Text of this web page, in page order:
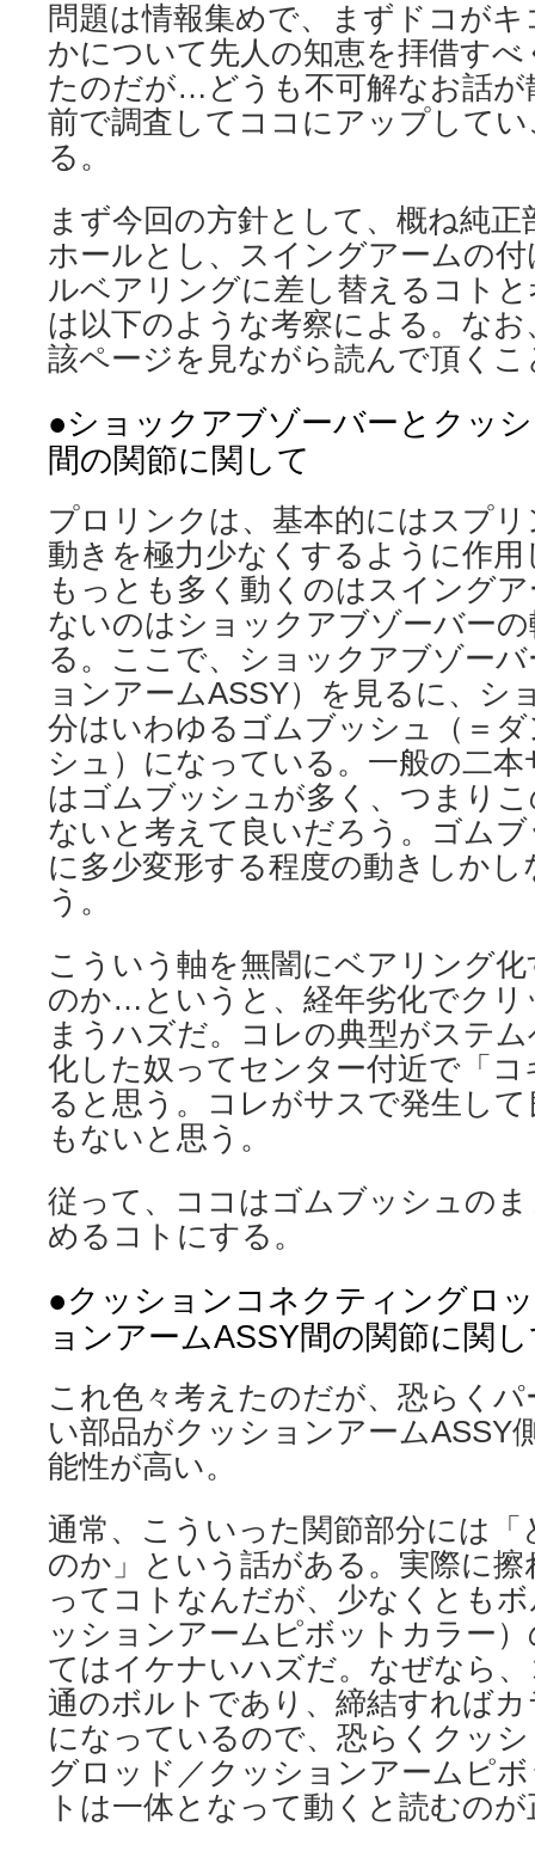
問題は情報集めで、まずドコが
かについて先人の知恵を拝借す
たのだが…どうも不可解なお話が
前で調査してココにアップして
る。
まず今回の方針として、概ね純
ホールとし、スイングアームの
ルベアリングに差し替えるコト
は以下のような考察による。な
該ページを見ながら読んで頂く
●ショックアブゾーバーとクッ
間の関節に関して
プロリンクは、基本的にはスプ
動きを極力少なくするように作
もっとも多く動くのはスイング
ないのはショックアブゾーバー
る。ここで、ショックアブゾー
ョンアームASSY）を見るに、シ
分はいわゆるゴムブッシュ（＝
シュ）になっている。一般の二
はゴムブッシュが多く、つまり
ないと考えて良いだろう。ゴム
に多少変形する程度の動きしか
う。
こういう軸を無闇にベアリング
のか…というと、経年劣化でクリ
まうハズだ。コレの典型がステ
化した奴ってセンター付近で「
ると思う。コレがサスで発生し
もないと思う。
従って、ココはゴムブッシュの
めるコトにする。
●クッションコネクティングロ
ョンアームASSY間の関節に関
これ色々考えたのだが、恐らく
い部品がクッションアームASSY
能性が高い。
通常、こういった関節部分には
のか」という話がある。実際に
ってコトなんだが、少なくとも
ッションアームピボットカラー
てはイケナいハズだ。なぜなら
通のボルトであり、締結すれば
になっているので、恐らくクッ
グロッド／クッションアームピ
トは一体となって動くと読むの